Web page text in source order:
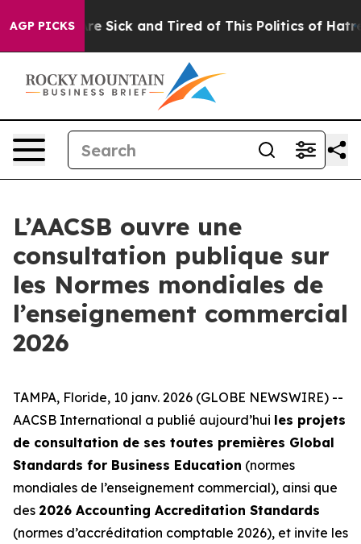
AGP PICKSAre Sick and Tired of This Politics of Hatred”
L’AACSB ouvre une
consultation publique sur
les Normes mondiales de
l’enseignement commercial
2026
TAMPA, Floride, 10 janv. 2026 (GLOBE NEWSWIRE) --
AACSB International a publié aujourd’hui les projets
de consultation de ses toutes premières Global
Standards for Business Education (normes
mondiales de l’enseignement commercial), ainsi que
des 2026 Accounting Accreditation Standards
(normes d’accréditation comptable 2026), et invite les